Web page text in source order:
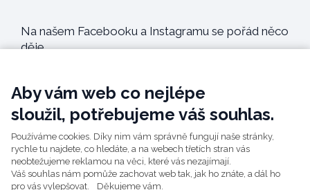
Na našem Facebooku a Instagramu se pořád něco
děje.
@gymplartion
@gymplartion
Aby vám web co nejlépe
sloužil, potřebujeme váš souhlas.
Používáme cookies. Díky nim vám správně fungují naše stránky,
rychle tu najdete, co hledáte, a na webech třetích stran vás
neobtežujeme reklamou na věci, které vás nezajímají.
Váš souhlas nám pomůže zachovat web tak, jak ho znáte, a dál ho
pro vás vylepšovat. Děkujeme vám.